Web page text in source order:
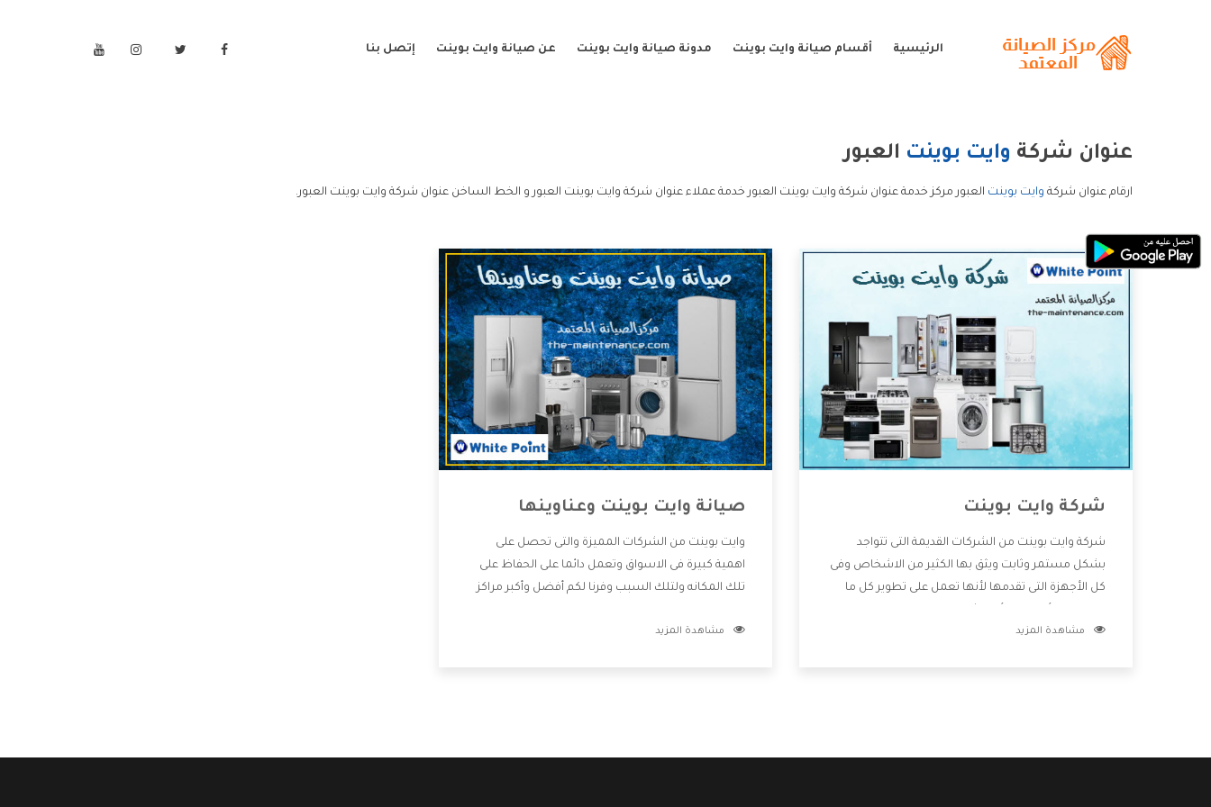
الرئيسية أقسام صيانة وايت بوينت مدونة صيانة وايت بوينت عن صيانة وايت بوينت إتصل بنا
عنوان شركة وايت بوينت العبور
ارقام عنوان شركة وايت بوينت العبور مركز خدمة عنوان شركة وايت بوينت العبور خدمة عملاء عنوان شركة وايت بوينت العبور و الخط الساخن عنوان شركة وايت بوينت العبور.
شركة وايت بوينت
شركة وايت بوينت من الشركات القديمة التى تتواجد
بشكل مستمر وثابت ويثق بها الكثير من الاشخاص وفى
كل الأجهزة التى تقدمها لأنها تعمل على تطوير كل ما
أفضل خدمات ما بعد البيع مع المنتجات وتقدم للعملاء
مشاهدة المزيد
صيانة وايت بوينت وعناوينها
وايت بوينت من الشركات المميزة والتى تحصل على
اهمية كبيرة فى الاسواق وتعمل دائما على الحفاظ على
تلك المكانه ولتلك السبب وفرنا لكم أفضل وأكبر مراكز
العملاء ويستطيع القيام بتصليح جميع المنتجات دون
مشاهدة المزيد